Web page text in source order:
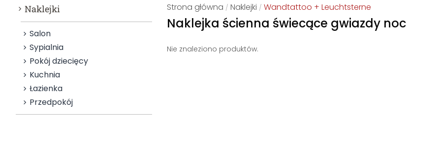
Naklejki
Salon
Sypialnia
Pokój dziecięcy
Kuchnia
Łazienka
Przedpokój
Strona główna / Naklejki /Wandtattoo + Leuchtsterne
Naklejka ścienna świecące gwiazdy noc
Nie znaleziono produktów.